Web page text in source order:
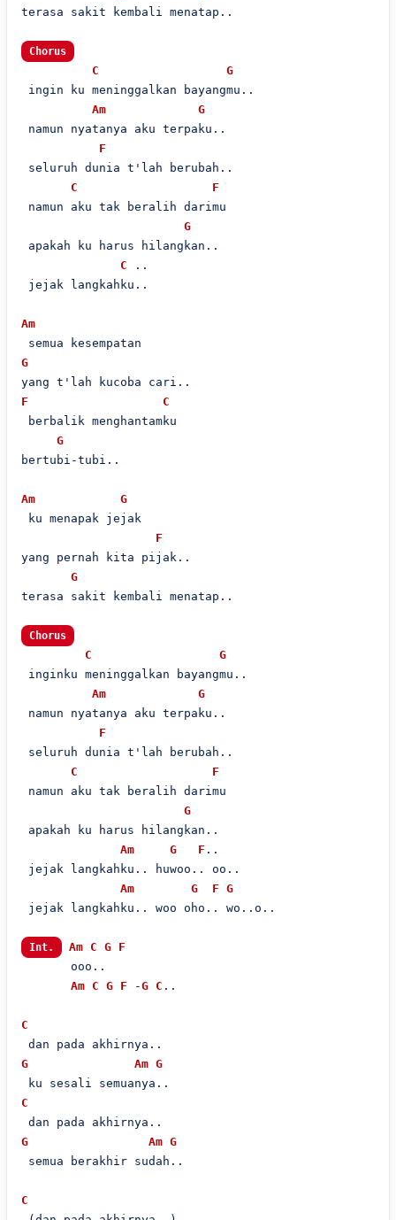
terasa sakit kembali menatap..
Chorus
C
G
ingin ku meninggalkan bayangmu..
Am
G
namun nyatanya aku terpaku..
F
seluruh dunia t'lah berubah..
C
F
namun aku tak beralih darimu
G
apakah ku harus hilangkan..
C ..
jejak langkahku..
Am
G
F
C
berbalik menghantamku
G
bertubi-tubi..
Am
G
ku menapak jejak
F
yang pernah kita pijak..
G
terasa sakit kembali menatap..
Chorus
C
G
inginku meninggalkan bayangmu..
Am
G
namun nyatanya aku terpaku..
F
seluruh dunia t'lah berubah..
C
F
namun aku tak beralih darimu
G
apakah ku harus hilangkan..
Am
G F ..
jejak langkahku.. huwoo.. oo..
Am
G F G
jejak langkahku.. woo oho.. wo..o..
Int. Am C G
F
       ooo..
Am
C G F -G C ..
C
G
Am G
C
G
Am G
semua berakhir sudah..
C